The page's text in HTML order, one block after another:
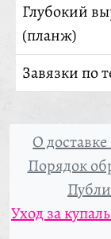
Глубокий
(планж)
Завязки по
О
Порядок
Уход за